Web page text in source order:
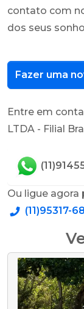
contato com
dos seus
Fazer uma
Entre em
LTDA - Filial
Ou ligue agora
(11)95317-